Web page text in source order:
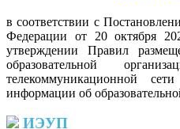
в соответствии с
Федерации от 20 октября
утверждении Правил
образовательной
телекоммуникационной
информации об
ИЭУП